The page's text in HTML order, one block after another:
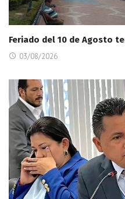
Feriado del 10 de Agosto
03/08/2026